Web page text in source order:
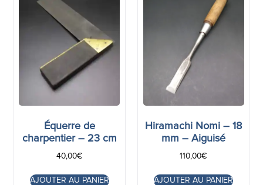
Équerre de
charpentier – 23 cm
40,00€
AJOUTER AU PANIER
Hiramachi Nomi – 18
mm – Aiguisé
110,00€
AJOUTER AU PANIER